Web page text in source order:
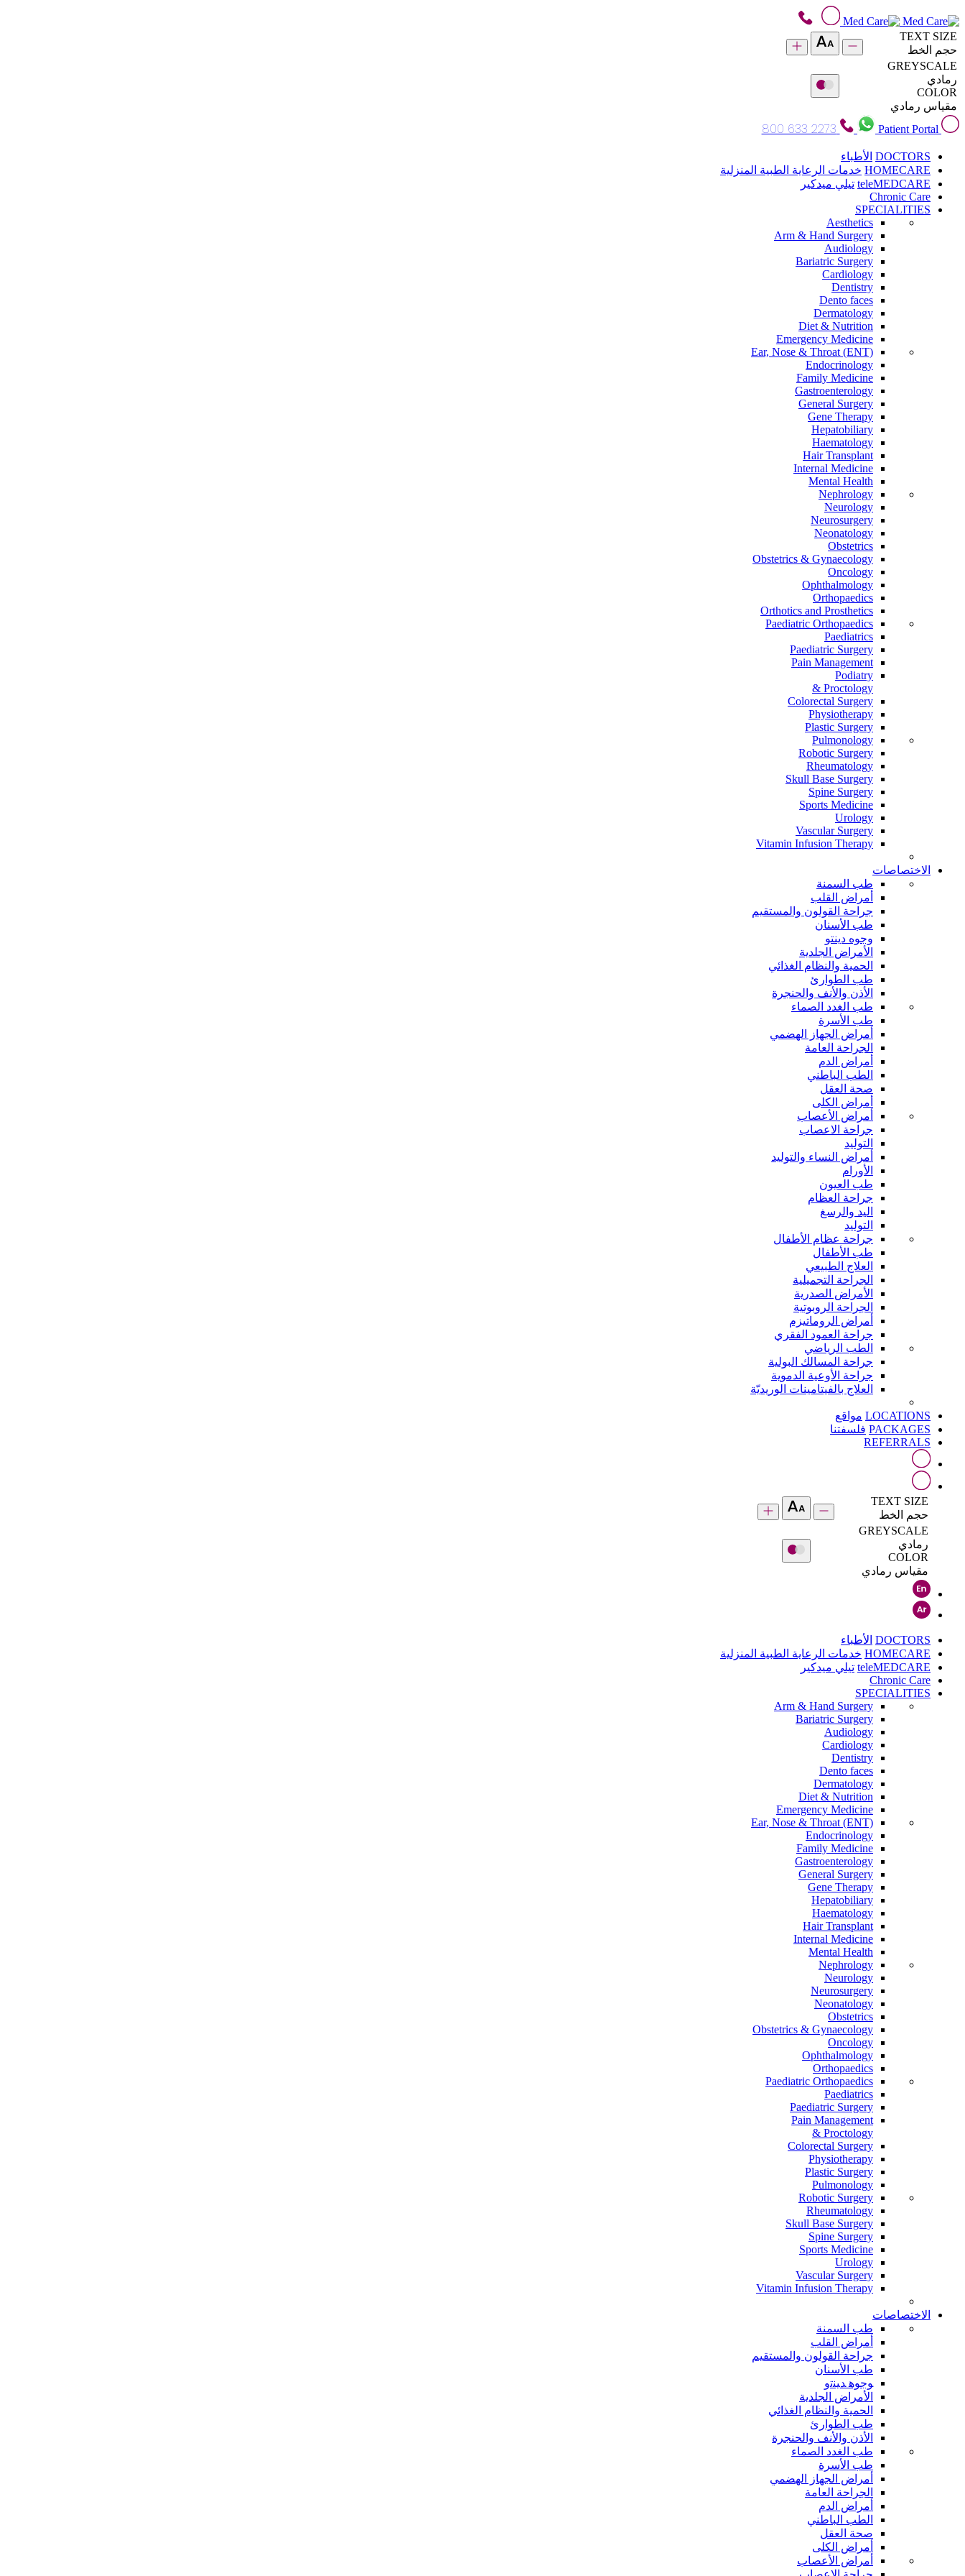
TEXT SIZE
حجم الخط
GREYSCALE
رمادي
COLOR
مقياس رمادي
Patient Portal
800 633 2273
DOCTORS الأطباء
HOMECARE خدمات الرعاية الطبية المنزلية
teleMEDCARE تيلي ميدكير
Chronic Care
SPECIALITIES
Aesthetics
Arm & Hand Surgery
Audiology
Bariatric Surgery
Cardiology
Dentistry
Dento faces
Dermatology
Diet & Nutrition
Emergency Medicine
Ear, Nose & Throat (ENT)
Endocrinology
Family Medicine
Gastroenterology
General Surgery
Gene Therapy
Hepatobiliary
Haematology
Hair Transplant
Internal Medicine
Mental Health
Nephrology
Neurology
Neurosurgery
Neonatology
Obstetrics
Obstetrics & Gynaecology
Oncology
Ophthalmology
Orthopaedics
Orthotics and Prosthetics
Paediatric Orthopaedics
Paediatrics
Paediatric Surgery
Pain Management
Podiatry
Proctology &
Colorectal Surgery
Physiotherapy
Plastic Surgery
Pulmonology
Robotic Surgery
Rheumatology
Skull Base Surgery
Spine Surgery
Sports Medicine
Urology
Vascular Surgery
Vitamin Infusion Therapy
الاختصاصات
طب السمنة
أمراض القلب
جراحة القولون والمستقيم
طب الأسنان
وجوه دينتو
الأمراض الجلدية
الحمية والنظام الغذائي
طب الطوارئ
الأذن والأنف والحنجرة
طب الغدد الصماء
طب الأسرة
أمراض الجهاز الهضمي
الجراحة العامة
أمراض الدم
الطب الباطني
صحة العقل
أمراض الكلى
أمراض الأعصاب
جراحة الاعصاب
التوليد
أمراض النساء والتوليد
الأورام
طب العيون
جراحة العظام
اليد والرسغ
التوليد
جراحة عظام الأطفال
طب الأطفال
العلاج الطبيعي
الجراحة التجميلية
الأمراض الصدرية
الجراحة الروبوتية
أمراض الروماتيزم
جراحة العمود الفقري
الطب الرياضي
جراحة المسالك البولية
جراحة الأوعية الدموية
العلاج بالفيتامينات الوريديّة
LOCATIONS مواقع
PACKAGES فلسفتنا
REFERRALS
TEXT SIZE
حجم الخط
GREYSCALE
رمادي
COLOR
مقياس رمادي
DOCTORS الأطباء
HOMECARE خدمات الرعاية الطبية المنزلية
teleMEDCARE تيلي ميدكير
Chronic Care
SPECIALITIES
Arm & Hand Surgery
Bariatric Surgery
Audiology
Cardiology
Dentistry
Dento faces
Dermatology
Diet & Nutrition
Emergency Medicine
Ear, Nose & Throat (ENT)
Endocrinology
Family Medicine
Gastroenterology
General Surgery
Gene Therapy
Hepatobiliary
Haematology
Hair Transplant
Internal Medicine
Mental Health
Nephrology
Neurology
Neurosurgery
Neonatology
Obstetrics
Obstetrics & Gynaecology
Oncology
Ophthalmology
Orthopaedics
Paediatric Orthopaedics
Paediatrics
Paediatric Surgery
Pain Management
Proctology &
Colorectal Surgery
Physiotherapy
Plastic Surgery
Pulmonology
Robotic Surgery
Rheumatology
Skull Base Surgery
Spine Surgery
Sports Medicine
Urology
Vascular Surgery
Vitamin Infusion Therapy
الاختصاصات
طب السمنة
أمراض القلب
جراحة القولون والمستقيم
طب الأسنان
ﻮﺟﻮﻫ ﺪﻴﻨﺗﻭ
الأمراض الجلدية
الحمية والنظام الغذائي
طب الطوارئ
الأذن والأنف والحنجرة
طب الغدد الصماء
طب الأسرة
أمراض الجهاز الهضمي
الجراحة العامة
أمراض الدم
الطب الباطني
صحة العقل
أمراض الكلى
أمراض الأعصاب